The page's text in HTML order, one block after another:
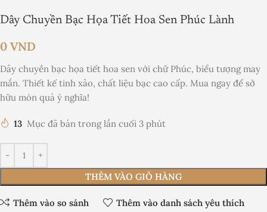
Dây Chuyền Bạc Họa Tiết Hoa Sen Phúc Lành
0 VND
Dây chuyền bạc họa tiết hoa sen với chữ Phúc, biểu tượng may
mắn. Thiết kế tinh xảo, chất liệu bạc cao cấp. Mua ngay để sở
hữu món quà ý nghĩa!
13 Mục đã bán trong lần cuối 3 phút
THÊM VÀO GIỎ HÀNG
Thêm vào so sánh Thêm vào danh sách yêu thích